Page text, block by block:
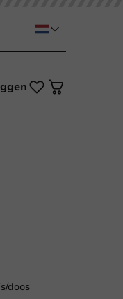
doos